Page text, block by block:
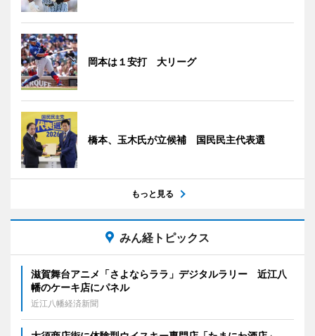
岡本は１安打 大リーグ
橋本、玉木氏が立候補 国民民主代表選
もっと見る
みん経トピックス
滋賀舞台アニメ「さよならララ」デジタルラリー 近江八
幡のケーキ店にパネル
近江八幡経済新聞